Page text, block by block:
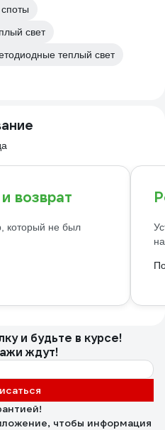
свет
теплый свет
возврат
который не был
и будьте в курсе!
ждут!
чтобы информация